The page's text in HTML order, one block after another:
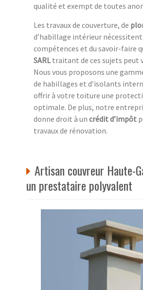
qualité et exempt de toutes
Les travaux de couverture, de
d’habillage intérieur nécessitent
compétences et du savoir-faire
SARLtraitant de ces sujets peut
Nous vous proposons une
de habillages et d’isolants
offrir à votre toiture une
optimale. De plus, notre
donne droit à un crédit d’impôt
travaux de rénovation.
Artisan couvreur Haute-
un prestataire polyvalent